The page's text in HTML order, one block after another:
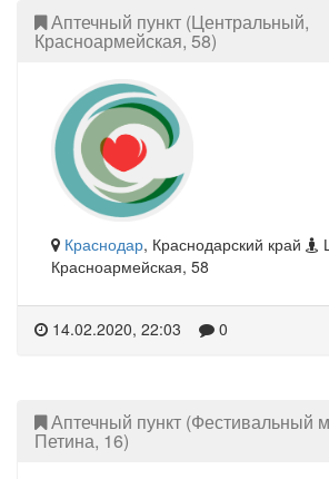
Аптечный пункт (Центральный,
Красноармейская, 58)
Краснодар, Краснодарский край
Красноармейская, 58
14.02.2020, 22:03 0
Аптечный пункт (Фестивальный
Петина, 16)